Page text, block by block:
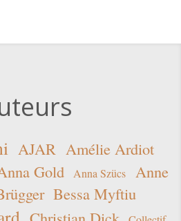
AJAR Amélie Ardiot
Gold Anna Szücs
Anne
Bessa Myftiu